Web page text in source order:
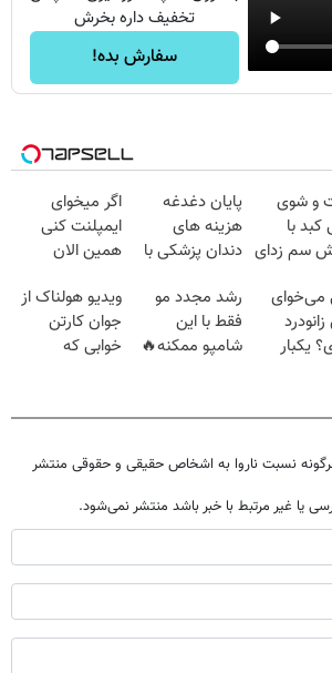
تخفیف داره بخرش
سفارش بده!
و شوی
با
سم زدای
پایان دغدغه
هزینه های
دندان پزشکی با
خانگی
اگر میخوای
ایمپلنت کنی
همین الان
۲۵ میلیون
تومان!!!
می‌خوای
یکبار
رشد مجدد مو
فقط با این
شامپو ممکنه🔥
ویدیو هولناک از
جوان کارتن
خوابی که
نسبت ناروا به اشخاص حقیقی و حقوقی منتشر
یا غیر مرتبط با خبر باشد منتشر نمی‌شود.